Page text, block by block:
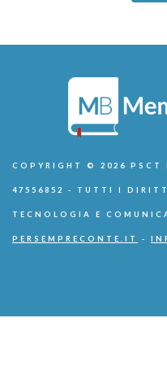
COPYRIGHT © 2026 PSCT
47556852 - TUTTI I
TECNOLOGIA E
PERSEMPRECONTE.IT -